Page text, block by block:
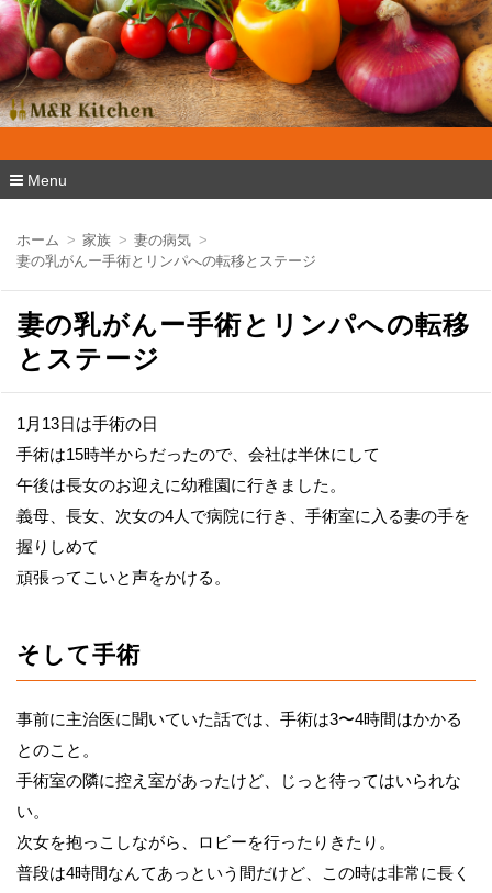
M&R Kitchen
Menu
ツ
ホーム 家族
妻の病気
妻の乳がんー手術とリンパへの転移とステージ
妻の乳がんー手術とリンパへの転移
とステージ
1月13日は手術の日
手術は15時半からだったので、会社は半休にして
午後は長女のお迎えに幼稚園に行きました。
義母、長女、次女の4人で病院に行き、手術室に入る妻の手を
握りしめて
頑張ってこいと声をかける。
そして手術
事前に主治医に聞いていた話では、手術は3〜4時間はかかる
とのこと。
手術室の隣に控え室があったけど、じっと待ってはいられな
い。
次女を抱っこしながら、ロビーを行ったりきたり。
普段は4時間なんてあっという間だけど、この時は非常に長く